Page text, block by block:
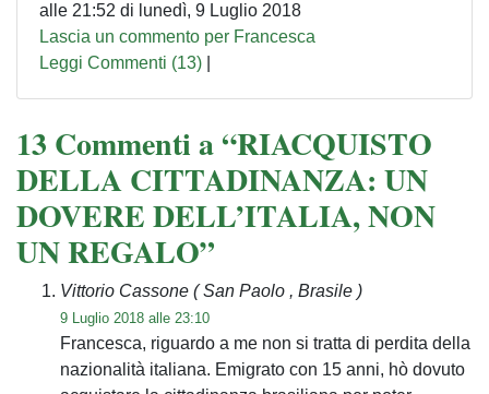
alle 21:52 di lunedì, 9 Luglio 2018
Lascia un commento per Francesca
Leggi Commenti (13)
13 Commenti a “RIACQUISTO
DELLA CITTADINANZA: UN
DOVERE DELL’ITALIA, NON
UN REGALO”
Vittorio Cassone ( San Paolo , Brasile )
9 Luglio 2018 alle 23:10
Francesca, riguardo a me non si tratta di perdita della
nazionalità italiana. Emigrato con 15 anni, hò dovuto